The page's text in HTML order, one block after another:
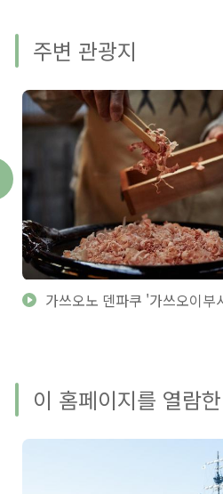
주변 관광지
가쓰오노 덴파쿠 '가쓰오이부
이 홈페이지를 열람